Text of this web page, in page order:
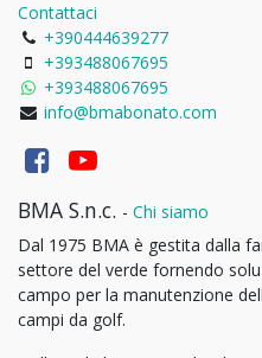
Contattaci
+390444639277
+393488067695
+393488067695
info@bmabonato.com
BMA S.n.c. - Chi siamo
Dal 1975 BMA è gestita dalla
settore del verde fornendo
campo per la manutenzione
campi da golf.